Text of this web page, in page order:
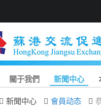
關于我們 新聞中心
新聞中心 會員动态